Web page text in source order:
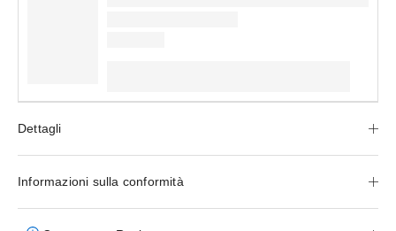
Dettagli
Informazioni sulla conformità